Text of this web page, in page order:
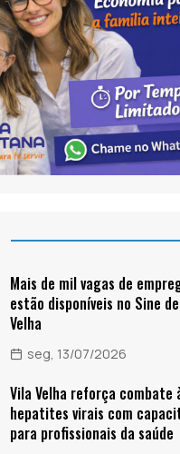
Mais de mil vagas de
estão disponíveis no Sine
Velha
seg, 13/07/2026
Vila Velha reforça combate
hepatites virais com
para profissionais da saúde